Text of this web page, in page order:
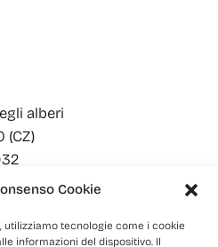
Cookie
tecnologie come i cookie
informazioni del dispositivo. Il
alberi
(CZ)